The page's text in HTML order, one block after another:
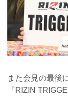
また会見の最後
『RIZIN